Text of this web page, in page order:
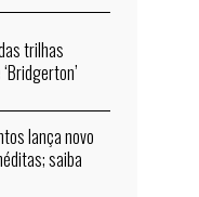
trilhas
lança novo
saiba